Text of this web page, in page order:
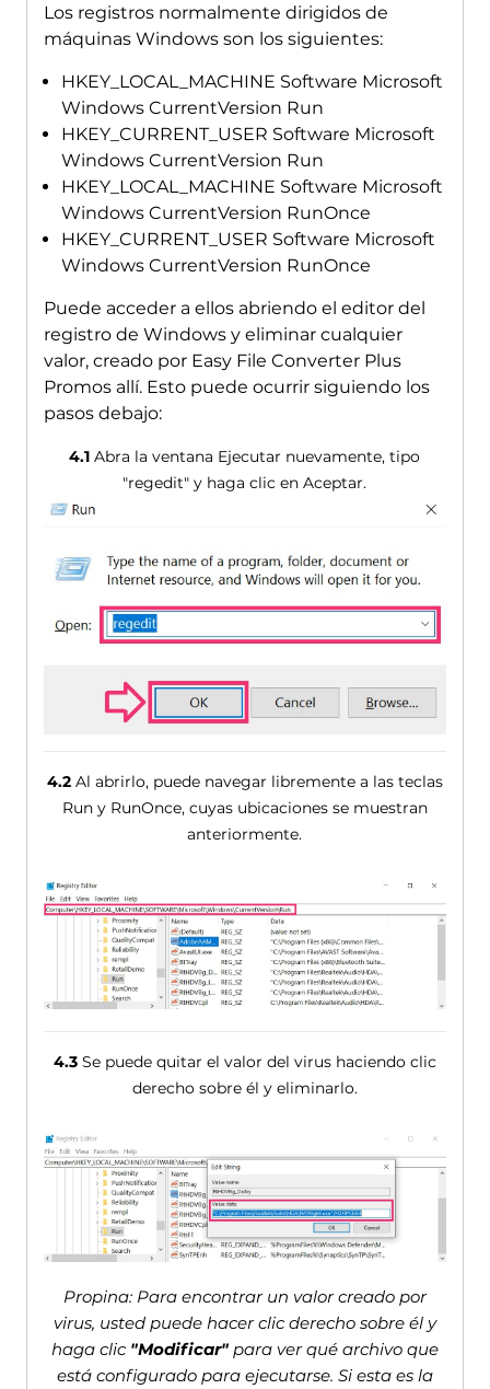
Los registros normalmente dirigidos de
máquinas Windows son los siguientes:
HKEY_LOCAL_MACHINE Software Microsoft
Windows CurrentVersion Run
HKEY_CURRENT_USER Software Microsoft
Windows CurrentVersion Run
HKEY_LOCAL_MACHINE Software Microsoft
Windows CurrentVersion RunOnce
HKEY_CURRENT_USER Software Microsoft
Windows CurrentVersion RunOnce
Puede acceder a ellos abriendo el editor del
registro de Windows y eliminar cualquier
valor, creado por Easy File Converter Plus
Promos allí. Esto puede ocurrir siguiendo los
pasos debajo:
4.1 Abra la ventana Ejecutar nuevamente, tipo
"regedit" y haga clic en Aceptar.
4.2Al abrirlo, puede navegar libremente a las teclas
Run y ​​RunOnce, cuyas ubicaciones se muestran
anteriormente.
4.3Se puede quitar el valor del virus haciendo clic
derecho sobre él y eliminarlo.
Propina: Para encontrar un valor creado por
virus, usted puede hacer clic derecho sobre él y
haga clic "Modificar"para ver qué archivo que
está configurado para ejecutarse. Si esta es la